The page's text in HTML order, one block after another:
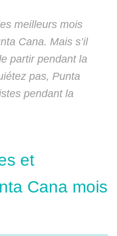
meilleurs mois
Cana. Mais s’il
partir pendant la
pas, Punta
pendant la
et
Cana mois